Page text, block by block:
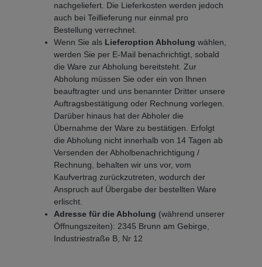
nachgeliefert. Die Lieferkosten werden jedoch
auch bei Teillieferung nur einmal pro
Bestellung verrechnet.
Wenn Sie als Lieferoption Abholung wählen,
werden Sie per E-Mail benachrichtigt, sobald
die Ware zur Abholung bereitsteht. Zur
Abholung müssen Sie oder ein von Ihnen
beauftragter und uns benannter Dritter unsere
Auftragsbestätigung oder Rechnung vorlegen.
Darüber hinaus hat der Abholer die
Übernahme der Ware zu bestätigen. Erfolgt
die Abholung nicht innerhalb von 14 Tagen ab
Versenden der Abholbenachrichtigung /
Rechnung, behalten wir uns vor, vom
Kaufvertrag zurückzutreten, wodurch der
Anspruch auf Übergabe der bestellten Ware
erlischt.
Adresse für die Abholung (während unserer
Öffnungszeiten): 2345 Brunn am Gebirge,
Industriestraße B, Nr 12